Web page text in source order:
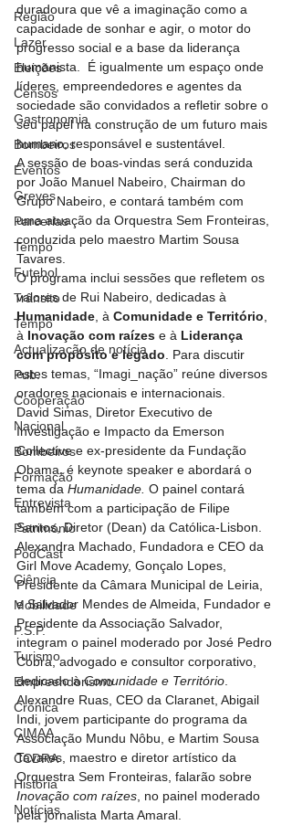
Região
Lazer
Eleições
Censos
Gastronomia
Bombeiros
Eventos
Greves
Parcerias
Tempo
Futebol
Trânsito
Tempo
Actualização de notícia
Pub.
Cooperação
Nacional
Bombeiros
Formação
Entrevista
Património
PodCast
Ciência
Mobilidade
P.S.P.
Turismo
Empreendorismo
Crónica
CIMAA
CCDRA
História
Notícias
duradoura que vê a imaginação como a
capacidade de sonhar e agir, o motor do
progresso social e a base da liderança
humanista.  É igualmente um espaço onde
líderes, empreendedores e agentes da
sociedade são convidados a refletir sobre o
seu papel na construção de um futuro mais
humano, responsável e sustentável.
A sessão de boas‑vindas será conduzida
por João Manuel Nabeiro, Chairman do
Grupo Nabeiro, e contará também com
uma atuação da Orquestra Sem Fronteiras,
conduzida pelo maestro Martim Sousa
Tavares.
O programa inclui sessões que refletem os
valores de Rui Nabeiro, dedicadas à
Humanidade , à Comunidade e Território
à Inovação com raízes e à Liderança
com propósito e legado . Para discutir
estes temas, “Imagi_nação” reúne diversos
oradores nacionais e internacionais.
David Simas, Diretor Executivo de
Investigação e Impacto da Emerson
Collective e ex-presidente da Fundação
Obama, é keynote speaker e abordará o
tema da Humanidade. O painel contará
também com a participação de Filipe
Santos, Diretor (Dean) da Católica-Lisbon.
Alexandra Machado, Fundadora e CEO da
Girl Move Academy, Gonçalo Lopes,
Presidente da Câmara Municipal de Leiria,
e Salvador Mendes de Almeida, Fundador e
Presidente da Associação Salvador,
integram o painel moderado por José Pedro
Cobra, advogado e consultor corporativo,
dedicado à Comunidade e Território
Alexandre Ruas, CEO da Claranet, Abigail
Indi, jovem participante do programa da
Associação Mundu Nôbu, e Martim Sousa
Tavares, maestro e diretor artístico da
Orquestra Sem Fronteiras, falarão sobre
Inovação com raízes , no painel moderado
pela jornalista Marta Amaral.